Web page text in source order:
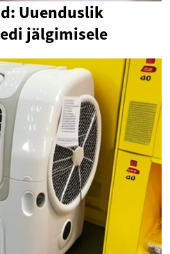
Uuenduslik
jälgimisele